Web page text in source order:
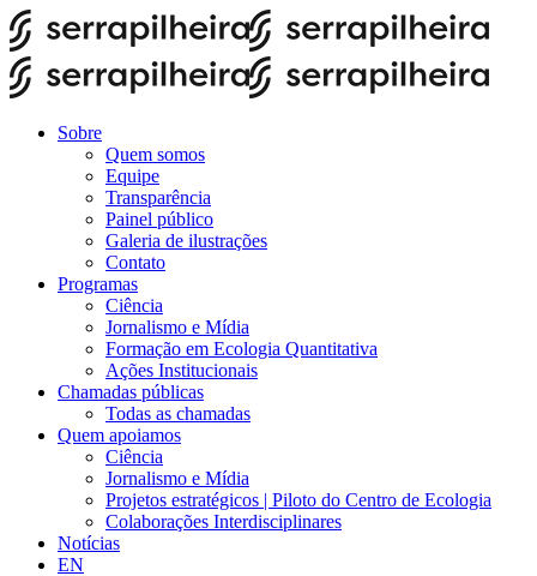
Sobre
Quem somos
Equipe
Transparência
Painel público
Galeria de ilustrações
Contato
Programas
Ciência
Jornalismo e Mídia
Formação em Ecologia Quantitativa
Ações Institucionais
Chamadas públicas
Todas as chamadas
Quem apoiamos
Ciência
Jornalismo e Mídia
Projetos estratégicos | Piloto do Centro de Ecologia
Colaborações Interdisciplinares
Notícias
EN